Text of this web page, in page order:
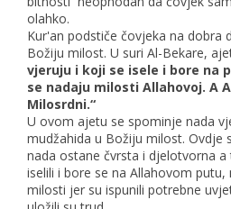
olahko.
Kur'an podstiče čovjeka na dobra
Božiju milost. U suri Al-Bekare,
vjeruju i koji se isele i bore na
se nadaju milosti Allahovoj. A
Milosrdni.“
U ovom ajetu se spominje nada
mudžahida u Božiju milost. Ovdje
nada ostane čvrsta i djelotvorna
iselili i bore se na Allahovom
milosti jer su ispunili potrebne